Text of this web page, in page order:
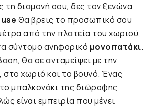
τη διαμονή σου, δες τον ξενώνα
Θα βρεις το προσωπικό σου
από την πλατεία του χωριού,
σύντομο ανηφορικό μονοπατάκι.
θα σε ανταμείψει με την
, στο χωριό και το βουνό. Ένας
μπαλκονάκι της διώροφης
είναι εμπειρία που μένει